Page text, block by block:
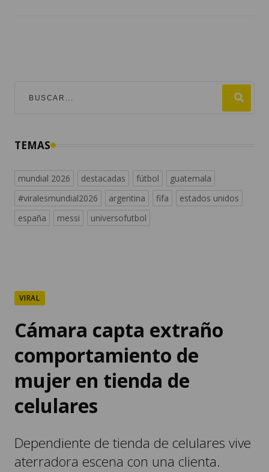
TEMAS
mundial 2026 destacadas fútbol
guatemala
#viralesmundial2026
argentina fifa
estados unidos
españa
messi universofutbol
VIRAL
Cámara capta extraño
comportamiento de
mujer en tienda de
celulares
Dependiente de tienda de celulares vive
aterradora escena con una clienta.